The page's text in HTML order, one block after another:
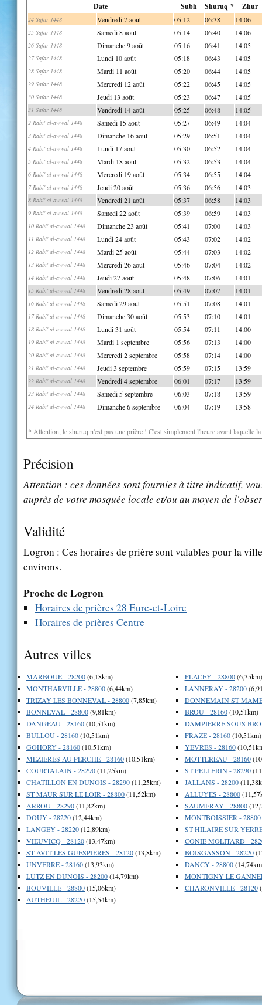
Date Subh Shuruq * Zhur
24 Safar 1448 Vendredi 7 août 05:12 06:38 14:06
25 Safar 1448 Samedi 8 août 05:14 06:40 14:06
26 Safar 1448 Dimanche 9 août 05:16 06:41 14:05
27 Safar 1448 Lundi 10 août 05:18 06:43 14:05
28 Safar 1448 Mardi 11 août 05:20 06:44 14:05
29 Safar 1448 Mercredi 12 août 05:22 06:45 14:05
30 Safar 1448 Jeudi 13 août 05:23 06:47 14:05
31 Safar 1448 Vendredi 14 août 05:25 06:48 14:05
2 Rabi' al-awwal 1448 Samedi 15 août 05:27 06:49 14:04
3 Rabi' al-awwal 1448 Dimanche 16 août 05:29 06:51 14:04
4 Rabi' al-awwal 1448 Lundi 17 août 05:30 06:52 14:04
5 Rabi' al-awwal 1448 Mardi 18 août 05:32 06:53 14:04
6 Rabi' al-awwal 1448 Mercredi 19 août 05:34 06:55 14:04
7 Rabi' al-awwal 1448 Jeudi 20 août 05:36 06:56 14:03
8 Rabi' al-awwal 1448 Vendredi 21 août 05:37 06:58 14:03
9 Rabi' al-awwal 1448 Samedi 22 août 05:39 06:59 14:03
10 Rabi' al-awwal 1448 Dimanche 23 août 05:41 07:00 14:03
11 Rabi' al-awwal 1448 Lundi 24 août 05:43 07:02 14:02
12 Rabi' al-awwal 1448 Mardi 25 août 05:44 07:03 14:02
13 Rabi' al-awwal 1448 Mercredi 26 août 05:46 07:04 14:02
14 Rabi' al-awwal 1448 Jeudi 27 août 05:48 07:06 14:01
15 Rabi' al-awwal 1448 Vendredi 28 août 05:49 07:07 14:01
16 Rabi' al-awwal 1448 Samedi 29 août 05:51 07:08 14:01
17 Rabi' al-awwal 1448 Dimanche 30 août 05:53 07:10 14:01
18 Rabi' al-awwal 1448 Lundi 31 août 05:54 07:11 14:00
19 Rabi' al-awwal 1448 Mardi 1 septembre 05:56 07:13 14:00
20 Rabi' al-awwal 1448 Mercredi 2 septembre 05:58 07:14 14:00
21 Rabi' al-awwal 1448 Jeudi 3 septembre 05:59 07:15 13:59
22 Rabi' al-awwal 1448 Vendredi 4 septembre 06:01 07:17 13:59
23 Rabi' al-awwal 1448 Samedi 5 septembre 06:03 07:18 13:59
24 Rabi' al-awwal 1448 Dimanche 6 septembre 06:04 07:19 13:58
* Attention, le shuruq n'est pas une prière ! C'est simplement l'heure avant laquelle
Précision
Attention : ces données sont fournies à titre indicatif,
auprès de votre mosquée locale et/ou au moyen de
Validité
Logron : Ces horaires de prière sont valables pour la
environs.
Proche de Logron
Horaires de prières 28 Eure-et-Loire
Horaires de prières Centre
Autres villes
MARBOUE - 28200(6,18km)
MONTHARVILLE - 28800(6,44km)
TRIZAY LES BONNEVAL - 28800(7,85km)
BONNEVAL - 28800(9,81km)
DANGEAU - 28160(10,51km)
BULLOU - 28160(10,51km)
GOHORY - 28160(10,51km)
MEZIERES AU PERCHE - 28160(10,51km)
COURTALAIN - 28290(11,25km)
CHATILLON EN DUNOIS - 28290(11,25km)
ST MAUR SUR LE LOIR - 28800(11,52km)
ARROU - 28290(11,82km)
DOUY - 28220(12,44km)
LANGEY - 28220(12,89km)
VIEUVICQ - 28120(13,47km)
ST AVIT LES GUESPIERES - 28120(13,8km)
UNVERRE - 28160(13,93km)
LUTZ EN DUNOIS - 28200(14,79km)
BOUVILLE - 28800(15,06km)
AUTHEUIL - 28220(15,54km)
FLACEY - 28800(6,35km)
LANNERAY - 28200
DONNEMAIN ST
BROU - 28160(10,51km)
DAMPIERRE SOUS
FRAZE - 28160(10,51km)
YEVRES - 28160
MOTTEREAU - 28160
ST PELLERIN - 28290
JALLANS - 28200
ALLUYES - 28800
SAUMERAY - 28800
MONTBOISSIER - 28800
ST HILAIRE SUR
CONIE MOLITARD -
BOISGASSON - 28220
DANCY - 28800
MONTIGNY LE
CHARONVILLE - 28120